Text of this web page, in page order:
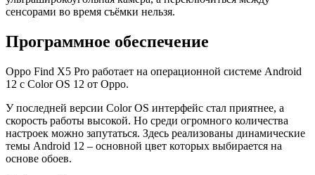
сенсорами во время съёмки нельзя.
Программное обеспечение
Oppo Find X5 Pro работает на операционной системе Android
12 с Color OS 12 от Oppo.
У последней версии Color OS интерфейс стал приятнее, а
скорость работы высокой. Но среди огромного количества
настроек можно запутаться. Здесь реализованы динамические
темы Android 12 – основной цвет которых выбирается на
основе обоев.